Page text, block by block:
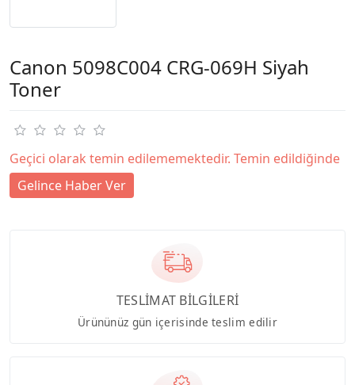
Canon 5098C004 CRG-069H Siyah
Toner
Geçici olarak temin edilememektedir. Temin edildiğinde
Gelince Haber Ver
TESLİMAT BİLGİLERİ
Ürününüz gün içerisinde teslim edilir